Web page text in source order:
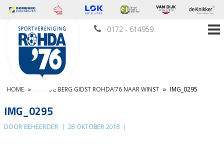
0172 - 614959
HOME » VAN DE BERG GIDST ROHDA’76 NAAR WINST » IMG_0295
IMG_0295
DOOR BEHEERDER | 28 OKTOBER 2018 |